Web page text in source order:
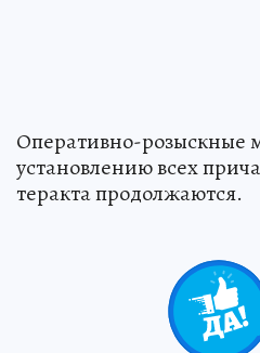
Оперативно-розыскные
установлению всех
теракта продолжаются.